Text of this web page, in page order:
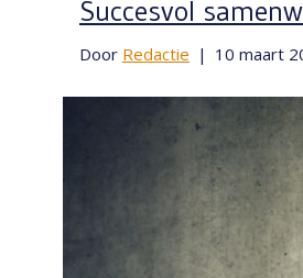
Succesvol
Door Redactie | 10 maart